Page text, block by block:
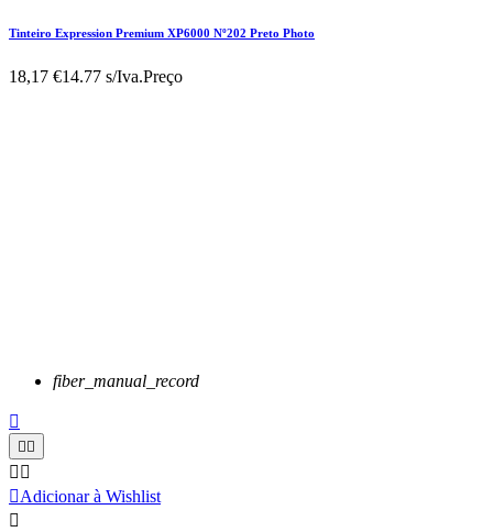
Tinteiro Expression Premium XP6000 Nº202 Preto Photo
18,17 €14.77 s/Iva.Preço
fiber_manual_record

 
 
Adicionar à Wishlist
